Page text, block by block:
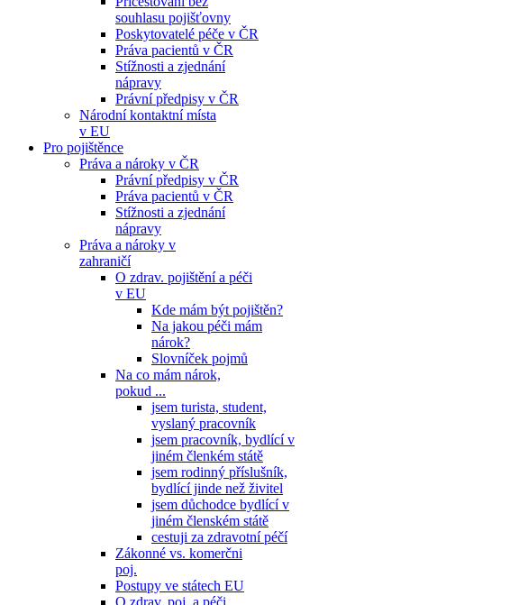
souhlasu pojišťovny
Poskytovatelé péče v ČR
Práva pacientů v ČR
Stížnosti a zjednání
nápravy
Právní předpisy v ČR
Národní kontaktní místa
v EU
Pro pojištěnce
Práva a nároky v ČR
Právní předpisy v ČR
Práva pacientů v ČR
Stížnosti a zjednání
nápravy
Práva a nároky v
zahraničí
O zdrav. pojištění a péči
v EU
Kde mám být pojištěn?
Na jakou péči mám
nárok?
Slovníček pojmů
Na co mám nárok,
pokud ...
jsem turista, student,
vyslaný pracovník
jsem pracovník, bydlící v
jiném členkém státě
jsem rodinný příslušník,
bydlící jinde než živitel
jsem důchodce bydlící v
jiném členském státě
cestuji za zdravotní péčí
Zákonné vs. komerčni
poj.
Postupy ve státech EU
O zdrav. poj. a péči